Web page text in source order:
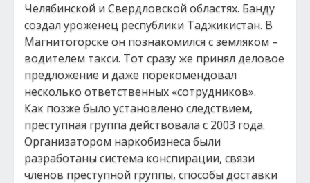
Челябинской и Свердловской областях. Банду
создал уроженец республики Таджикистан. В
Магнитогорске он познакомился с земляком –
водителем такси. Тот сразу же принял деловое
предложение и даже порекомендовал
несколько ответственных «сотрудников».
Как позже было установлено следствием,
преступная группа действовала с 2003 года.
Организатором наркобизнеса были
разработаны система конспирации, связи
членов преступной группы, способы доставки